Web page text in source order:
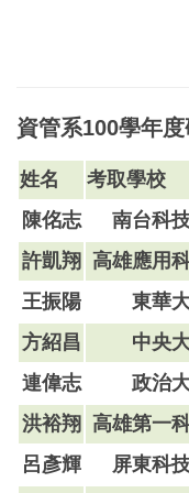
資管系100學年
姓名 考取學校
陳佲志
南台科
許凱翔
高雄應用
王振陽
東華
方紹昌
中央
連偉志
政治
洪裕翔
高雄第一
呂彥輝
屏東科